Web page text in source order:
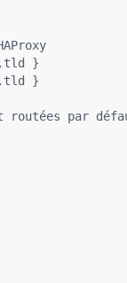
}
}
routées par